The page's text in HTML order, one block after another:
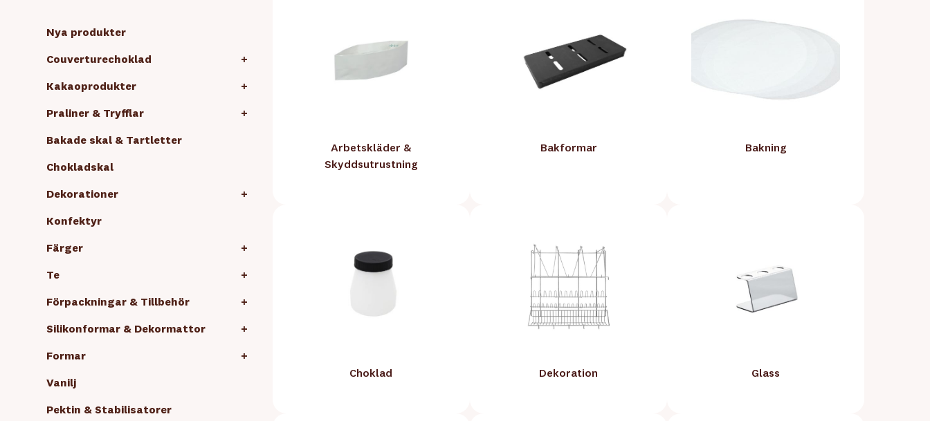
Nya produkter
Couverturechoklad +
Kakaoprodukter +
Praliner & Tryfflar +
Bakade skal & Tartletter
Chokladskal
Dekorationer +
Konfektyr
Färger +
Te +
Förpackningar & Tillbehör +
Silikonformar & Dekormattor +
Formar +
Vanilj
Pektin & Stabilisatorer
Arbetskläder &
Skyddsutrustning
Bakformar Bakning
Choklad Dekoration Glass